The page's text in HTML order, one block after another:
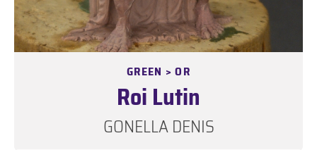
GREEN > OR
Roi Lutin
GONELLA DENIS